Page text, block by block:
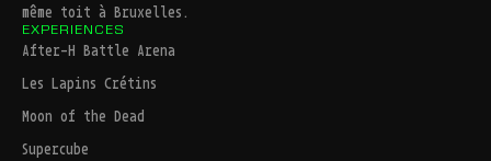
même toit à Bruxelles.
EXPERIENCES
After-H Battle Arena
Les Lapins Crétins
Moon of the Dead
Supercube